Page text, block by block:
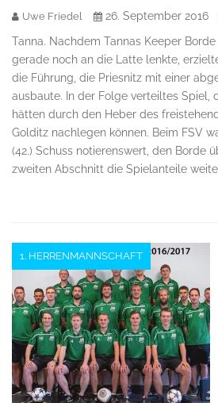
Uwe Friedel
26. September 2016
Tanna. Nachdem Tannas Keeper
gerade noch an die Latte lenkte,
die Führung, die Priesnitz mit einer
ausbaute. In der Folge verteiltes Spiel,
hätten durch den Heber des
Golditz nachlegen können. Beim FSV
(42.) Schuss notierenswert, den Borde
zweiten Abschnitt die Spielanteile
1. HERRENMANNSCHAFT